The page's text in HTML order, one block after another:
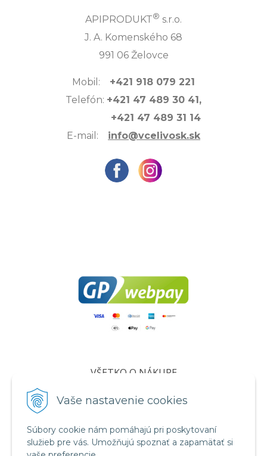
Vaše nastavenie cookies
Súbory cookie nám pomáhajú pri poskytovaní
služieb pre vás. Umožňujú spoznať a zapamätať si
APIPRODUKT® s.r.o.
J. A. Komenského 68
991 06 Želovce
Mobil: +421 918 079 221
Telefón: +421 47 489 30 41,
+421 47 489 31 14
E-mail: info@vcelivosk.sk
VŠETKO O NÁKUPE
Certifikáty
Ochrana osobných údajov
Informácie o cookies